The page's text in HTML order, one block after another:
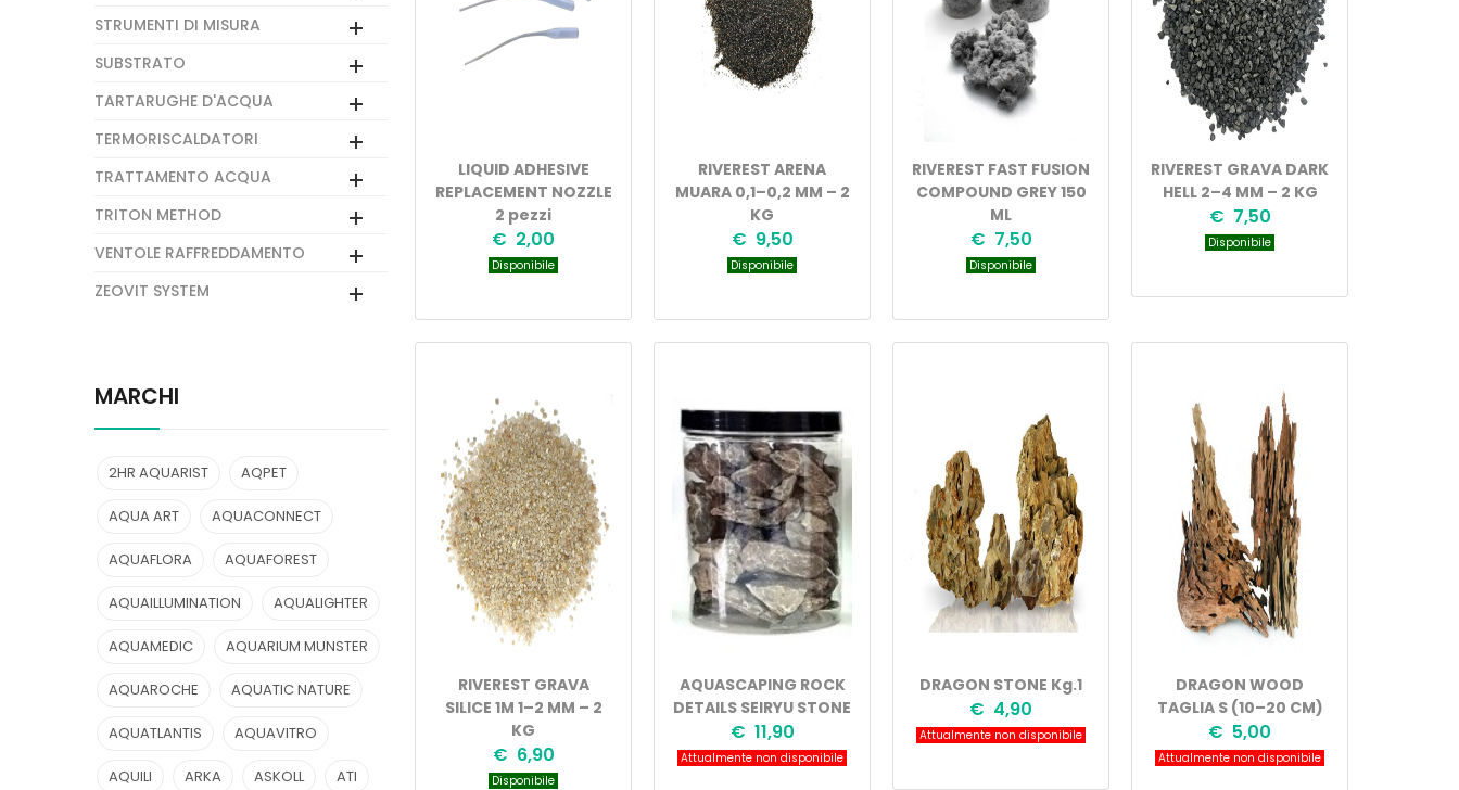
LIQUID ADHESIVE
REPLACEMENT NOZZLE
2 pezzi
€ 2,00
Disponibile
RIVEREST ARENA
MUARA 0,1–0,2 MM – 2
KG
€ 9,50
Disponibile
RIVEREST FAST FUSION
COMPOUND GREY 150
ML
€ 7,50
Disponibile
RIVEREST GRAVA DARK
HELL 2–4 MM – 2 KG
€ 7,50
Disponibile
RIVEREST GRAVA
SILICE 1M 1–2 MM – 2
KG
€ 6,90
Disponibile
AQUASCAPING ROCK
DETAILS SEIRYU STONE
€ 11,90
Attualmente non disponibile
DRAGON STONE Kg.1
€ 4,90
Attualmente non disponibile
DRAGON WOOD
TAGLIA S (10–20 CM)
€ 5,00
Attualmente non disponibile
STRUMENTI DI MISURA
SUBSTRATO
TARTARUGHE D'ACQUA
TERMORISCALDATORI
TRATTAMENTO ACQUA
TRITON METHOD
VENTOLE RAFFREDDAMENTO
ZEOVIT SYSTEM
MARCHI
2HR AQUARIST AQPET
AQUA ART AQUACONNECT
AQUAFLORA AQUAFOREST
AQUAILLUMINATION AQUALIGHTER
AQUAMEDIC AQUARIUM MUNSTER
AQUAROCHE AQUATIC NATURE
AQUATLANTIS AQUAVITRO
AQUILI ARKA ASKOLL ATI